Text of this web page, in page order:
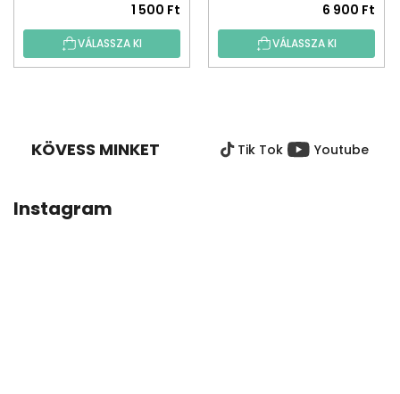
1 500 Ft
VÁLASSZA KI
6 900 Ft
VÁLASSZA KI
KÖVESS MINKET Tik Tok Youtube
Instagram